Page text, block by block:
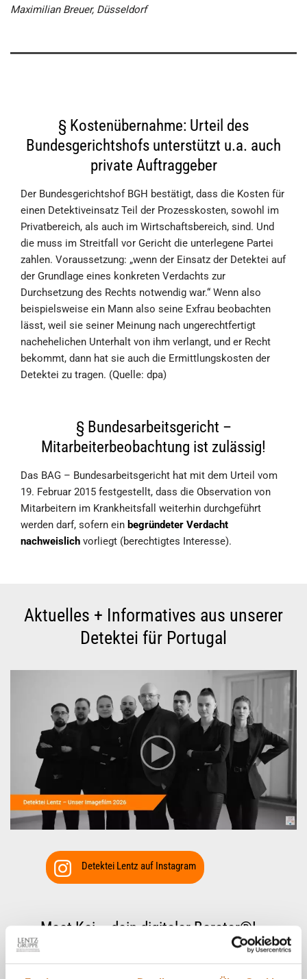
Maximilian Breuer, Düsseldorf
§ Kostenübernahme: Urteil des
Bundesgerichtshofs unterstützt u.a. auch
private Auftraggeber
Der Bundesgerichtshof BGH bestätigt, dass die Kosten für
einen Detektiveinsatz Teil der Prozesskosten, sowohl im
Privatbereich, als auch im Wirtschaftsbereich, sind. Und
die muss im Streitfall vor Gericht die unterlegene Partei
zahlen. Voraussetzung: „wenn der Einsatz der Detektei auf
der Grundlage eines konkreten Verdachts zur
Durchsetzung des Rechts notwendig war.“ Wenn also
beispielsweise ein Mann also seine Exfrau beobachten
lässt, weil sie seiner Meinung nach ungerechtfertigt
nachehelichen Unterhalt von ihm verlangt, und er Recht
bekommt, dann hat sie auch die Ermittlungskosten der
Detektei zu tragen. (Quelle: dpa)
§ Bundesarbeitsgericht –
Mitarbeiterbeobachtung ist zulässig!
Das BAG – Bundesarbeitsgericht hat mit dem Urteil vom
19. Februar 2015 festgestellt, dass die Observation von
Mitarbeitern im Krankheitsfall weiterhin durchgeführt
werden darf, sofern ein begründeter Verdacht
nachweislich vorliegt (berechtigtes Interesse).
Detektei Lentz auf Instagram
Meet Kai – dein digitaler Berater®!
In einer Welt, die immer schneller und